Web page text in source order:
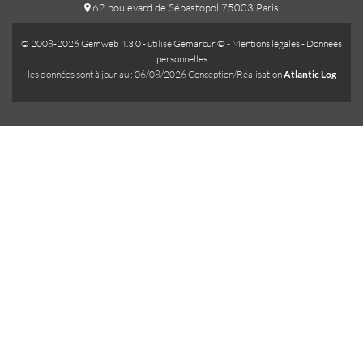
62 boulevard de Sébastopol 75003 Paris
© 2008-2026 Gemweb 4.3.0- utiliseGemarcur © - Mentions légales- Données
personnelles
les données sont à jour au : 06/08/2026 Conception/RéalisationAtlantic Log